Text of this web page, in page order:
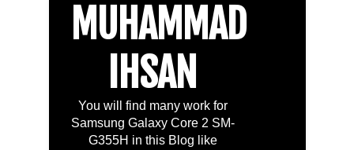
MUHAMMAD
IHSAN
You will find many work for
Samsung Galaxy Core 2 SM-
G355H in this Blog like